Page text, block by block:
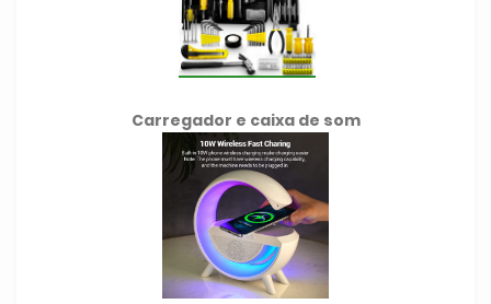
Carregador e caixa de som